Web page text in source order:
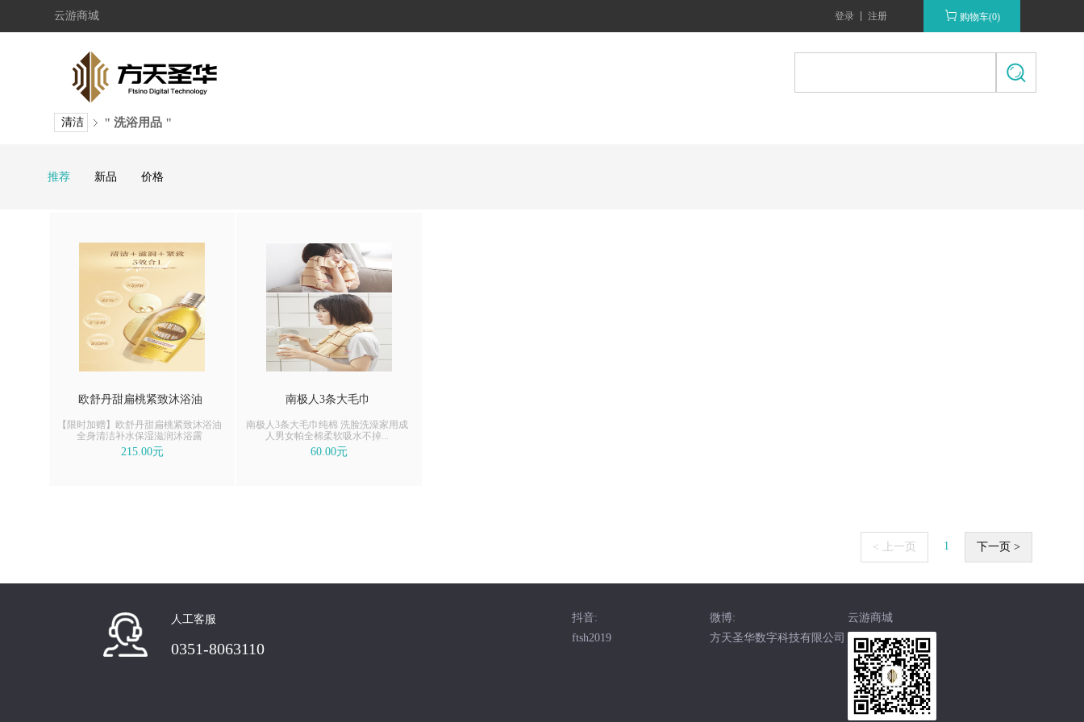
云游商城 登录 注册 购物车(0)
清洁 " 洗浴用品 "
推荐 新品 价格
欧舒丹甜扁桃紧致沐浴油
【限时加赠】欧舒丹甜扁桃紧致沐浴油
全身清洁补水保湿滋润沐浴露
215.00元
南极人3条大毛巾
南极人3条大毛巾纯棉 洗脸洗澡家用成
人男女帕全棉柔软吸水不掉...
60.00元
< 上一页 1 下一页 >
人工客服
0351-8063110
云游商城
微博:
方天圣华数字科技有限公司
抖音:
ftsh2019